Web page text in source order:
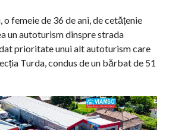
femeie de 36 de ani, de cetățenie
un autoturism dinspre strada
prioritate unui alt autoturism care
Turda, condus de un bărbat de 51